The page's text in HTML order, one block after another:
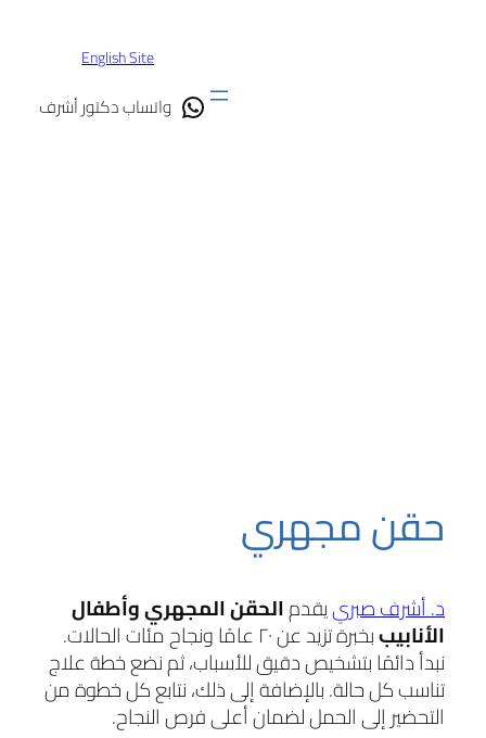
English Site
واتساب دكتور أشرف
حقن مجهري
د. أشرف صبرييقدمالحقن المجهري وأطفال
الأنابيب بخبرة تزيد عن ٢٠ عامًا ونجاح مئات الحالات.
نبدأ دائمًا بتشخيص دقيق للأسباب، ثم نضع خطة علاج
تناسب كل حالة. بالإضافة إلى ذلك، نتابع كل خطوة من
التحضير إلى الحمل لضمان أعلى فرص النجاح.